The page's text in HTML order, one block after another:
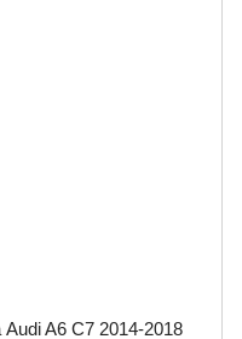
A6 C7 2014-2018